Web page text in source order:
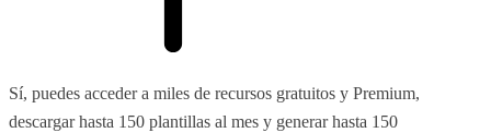
Sí, puedes acceder a miles de recursos gratuitos y Premium,
descargar hasta 150 plantillas al mes y generar hasta 150